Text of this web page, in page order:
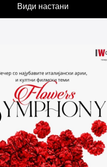
Види настани